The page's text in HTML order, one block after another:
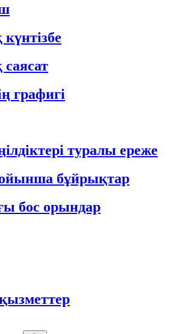
графигі
туралы ереже
бұйрықтар
бос орындар